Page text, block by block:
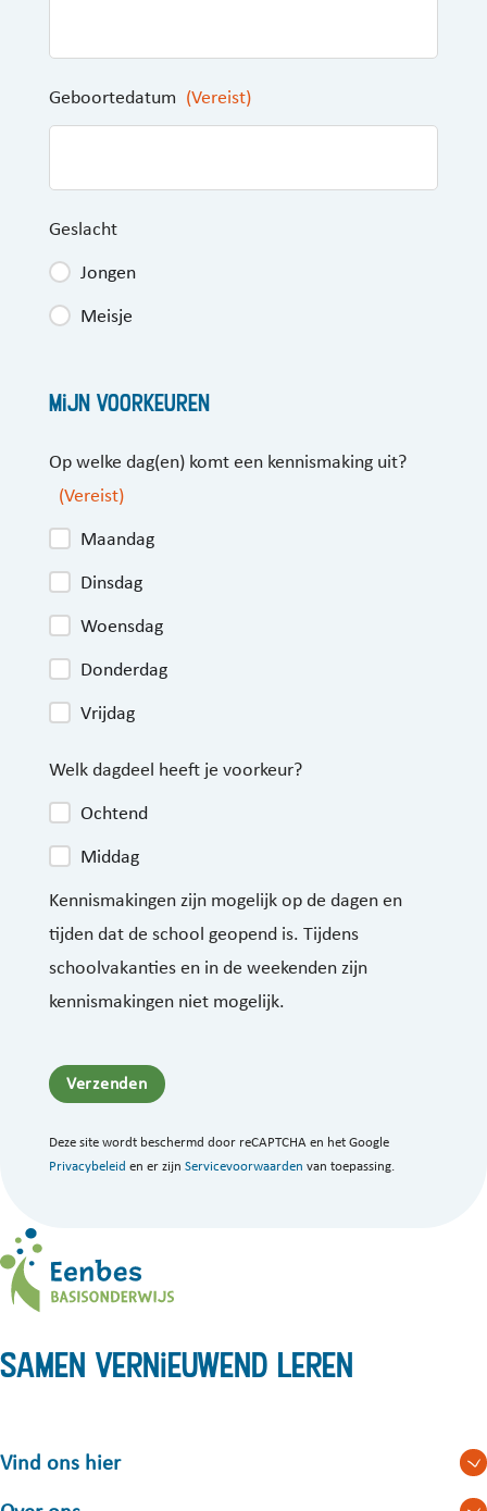
Geboortedatum (Vereist)
Geslacht
Jongen
Meisje
Mijn voorkeuren
Op welke dag(en) komt een kennismaking uit?
(Vereist)
Maandag
Dinsdag
Woensdag
Donderdag
Vrijdag
Welk dagdeel heeft je voorkeur?
Ochtend
Middag
Kennismakingen zijn mogelijk op de dagen en
tijden dat de school geopend is. Tijdens
schoolvakanties en in de weekenden zijn
kennismakingen niet mogelijk.
Verzenden
Deze site wordt beschermd door reCAPTCHA en het Google
Privacybeleid en er zijn Servicevoorwaarden van toepassing.
Samen vernieuwend leren
Vind ons hier